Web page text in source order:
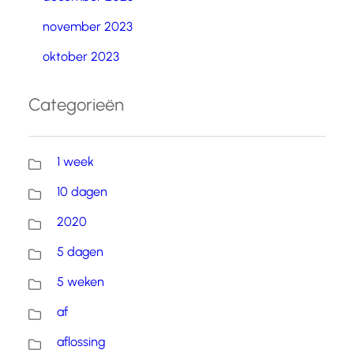
november 2023
oktober 2023
Categorieën
1 week
10 dagen
2020
5 dagen
5 weken
af
aflossing